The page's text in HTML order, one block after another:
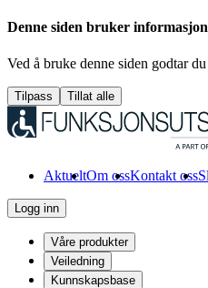
Denne siden bruker
Ved å bruke denne siden godtar
Tilpass Tillat alle
AktueltOm ossKontakt oss
Logg inn
Våre produkter
Veiledning
Kunnskapsbase